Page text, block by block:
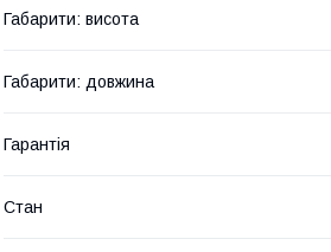
Габарити: висота
Габарити: довжина
Гарантія
Стан